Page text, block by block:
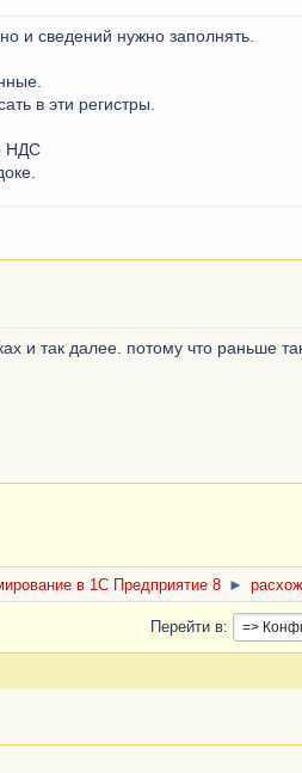
и сведений нужно заполнять.
в эти регистры.
НДС
и так далее. потому что раньше
в 1С Предприятие 8 ►
Перейти в